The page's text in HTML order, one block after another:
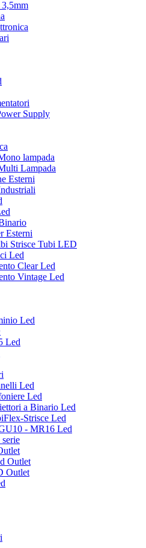
Supply
lampada
Lampada
Esterni
Esterni
Strisce Tubi LED
Led
Clear Led
Vintage Led
Led
Led
Led
Led
a Binario Led
Strisce Led
- MR16 Led
Outlet
Outlet